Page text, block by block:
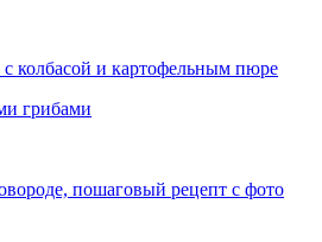
с колбасой и картофельным пюре
грибами
пошаговый рецепт с фото